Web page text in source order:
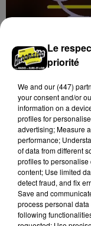
17h02
BLOIS (41) -
MAUDITS ! »
Jeudi 4 février
Paty,
Cher) : « Soyez
déposées...
Le
priorité
We and our (447)
your consent and/or
information on a
profiles for
advertising; Measure
performance;
of data from different
profiles to
content; Use limited
detect fraud, and fix
Save and
process personal
following